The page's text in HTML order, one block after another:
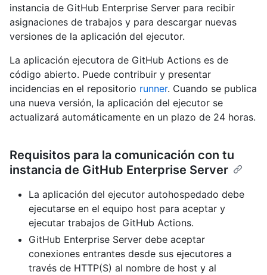
instancia de GitHub Enterprise Server para recibir
asignaciones de trabajos y para descargar nuevas
versiones de la aplicación del ejecutor.
La aplicación ejecutora de GitHub Actions es de
código abierto. Puede contribuir y presentar
incidencias en el repositorio runner. Cuando se publica
una nueva versión, la aplicación del ejecutor se
actualizará automáticamente en un plazo de 24 horas.
Requisitos para la comunicación con tu
instancia de GitHub Enterprise Server
La aplicación del ejecutor autohospedado debe
ejecutarse en el equipo host para aceptar y
ejecutar trabajos de GitHub Actions.
GitHub Enterprise Server debe aceptar
conexiones entrantes desde sus ejecutores a
través de HTTP(S) al nombre de host y al